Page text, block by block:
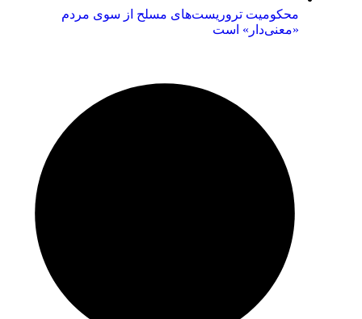
محکومیت تروریست‌های مسلح از سوی مردم
«معنی‌دار» است